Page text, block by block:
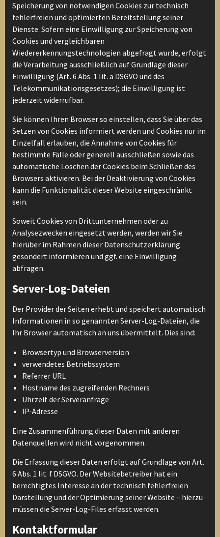
Speicherung von notwendigen Cookies zur technisch
fehlerfreien und optimierten Bereitstellung seiner
Dienste. Sofern eine Einwilligung zur Speicherung von
Cookies und vergleichbaren
Wiedererkennungstechnologien abgefragt wurde, erfolgt
die Verarbeitung ausschließlich auf Grundlage dieser
Einwilligung (Art. 6 Abs. 1 lit. a DSGVO und des
Telekommunikationsgesetzes); die Einwilligung ist
jederzeit widerrufbar.
Sie können Ihren Browser so einstellen, dass Sie über das
Setzen von Cookies informiert werden und Cookies nur im
Einzelfall erlauben, die Annahme von Cookies für
bestimmte Fälle oder generell ausschließen sowie das
automatische Löschen der Cookies beim Schließen des
Browsers aktivieren. Bei der Deaktivierung von Cookies
kann die Funktionalität dieser Website eingeschränkt
sein.
Soweit Cookies von Drittunternehmen oder zu
Analysezwecken eingesetzt werden, werden wir Sie
hierüber im Rahmen dieser Datenschutzerklärung
gesondert informieren und ggf. eine Einwilligung
abfragen.
Server-Log-Dateien
Der Provider der Seiten erhebt und speichert automatisch
Informationen in so genannten Server-Log-Dateien, die
Ihr Browser automatisch an uns übermittelt. Dies sind:
Browsertyp und Browserversion
verwendetes Betriebssystem
Referrer URL
Hostname des zugreifenden Rechners
Uhrzeit der Serveranfrage
IP-Adresse
Eine Zusammenführung dieser Daten mit anderen
Datenquellen wird nicht vorgenommen.
Die Erfassung dieser Daten erfolgt auf Grundlage von Art.
6 Abs. 1 lit. f DSGVO. Der Websitebetreiber hat ein
berechtigtes Interesse an der technisch fehlerfreien
Darstellung und der Optimierung seiner Website – hierzu
müssen die Server-Log-Files erfasst werden.
Kontaktformular